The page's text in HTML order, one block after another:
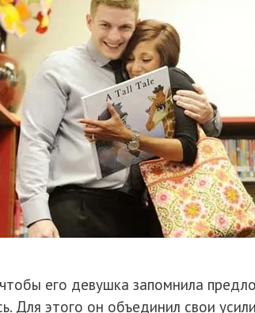
его девушка запомнила
Для этого он объединил свои